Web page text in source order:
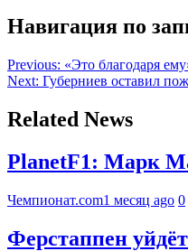
Навигация по
Previous: «Это благодаря
Next: Губерниев оставил
Related News
PlanetF1: Марк
Чемпионат.com1 месяц ago 0
Ферстаппен